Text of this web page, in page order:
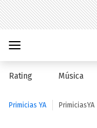
Rating Música
Primicias YA PrimiciasYA